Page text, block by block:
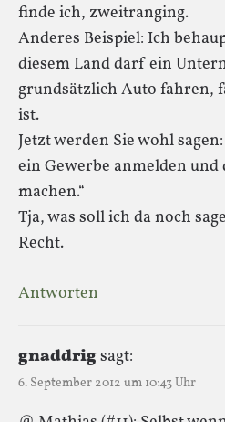
finde ich, zweitranging.
Anderes Beispiel: Ich
diesem Land darf ein
grundsätzlich Auto fahren,
ist.
Jetzt werden Sie wohl
ein Gewerbe anmelden
machen.“
Tja, was soll ich da noch
Recht.
Antworten
gnaddrigsagt:
6. September 2012 um 10:43 Uhr